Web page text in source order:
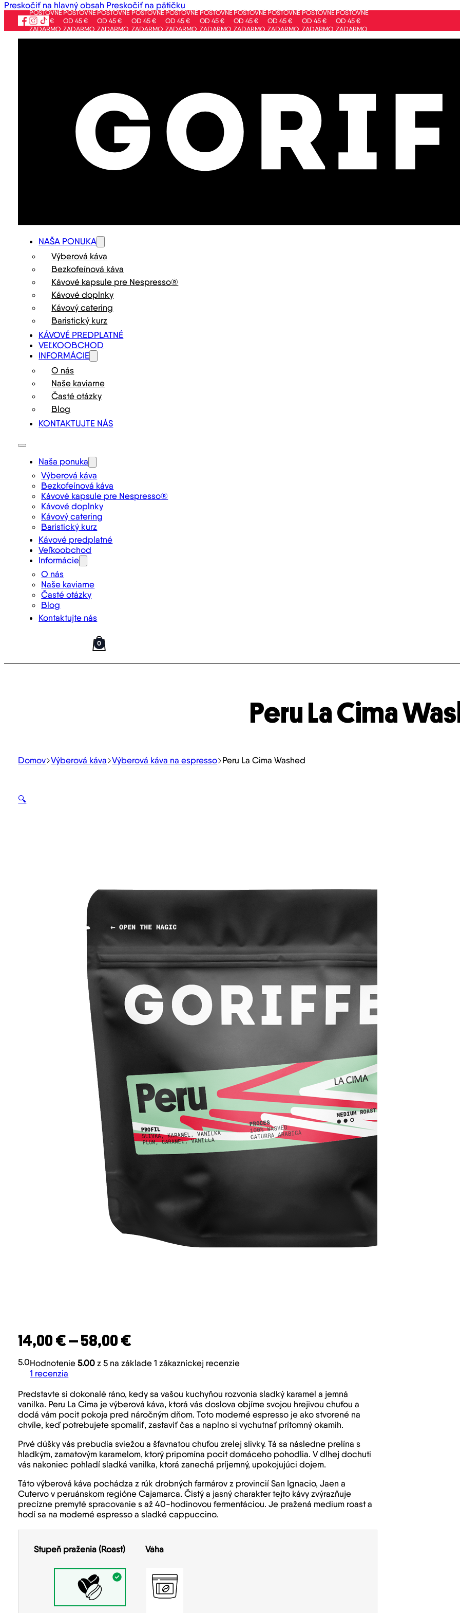
Preskočiť na hlavný obsah Preskočiť na pätičku
POŠTOVNÉ
OD 45 €
ZADARMO
POŠTOVNÉ
OD 45 €
ZADARMO
POŠTOVNÉ
OD 45 €
ZADARMO
POŠTOVNÉ
OD 45 €
ZADARMO
POŠTOVNÉ
OD 45 €
ZADARMO
POŠTOVNÉ
OD 45 €
ZADARMO
POŠTOVNÉ
OD 45 €
ZADARMO
POŠTOVNÉ
OD 45 €
ZADARMO
POŠTOVNÉ
OD 45 €
ZADARMO
POŠTOVNÉ
OD 45 €
ZADARMO
NAŠA PONUKA
Výberová káva
Bezkofeínová káva
Kávové kapsule pre Nespresso®
Kávové doplnky
Kávový catering
Baristický kurz
KÁVOVÉ PREDPLATNÉ
VEĽKOOBCHOD
INFORMÁCIE
O nás
Naše kaviarne
Časté otázky
Blog
KONTAKTUJTE NÁS
Naša ponuka
Výberová káva
Bezkofeínová káva
Kávové kapsule pre Nespresso®
Kávové doplnky
Kávový catering
Baristický kurz
Kávové predplatné
Veľkoobchod
Informácie
O nás
Naše kaviarne
Časté otázky
Blog
Kontaktujte nás
0
Peru La Cima
Domov Výberová káva Výberová káva na espresso Peru La Cima Washed
🔍
14,00 €–58,00 €Price range: 14,00 € through 58,00 €
5.0Hodnotenie5.00 z 5 na základe1 zákazníckej recenzie
1 recenzia
Predstavte si dokonalé ráno, kedy sa vašou kuchyňou rozvonia sladký karamel a jemná
vanilka. Peru La Cima je výberová káva, ktorá vás doslova objíme svojou hrejivou chuťou a
dodá vám pocit pokoja pred náročným dňom. Toto moderné espresso je ako stvorené na
chvíle, keď potrebujete spomaliť, zastaviť čas a naplno si vychutnať prítomný okamih.
Prvé dúšky vás prebudia sviežou a šťavnatou chuťou zrelej slivky. Tá sa následne prelína s
hladkým, zamatovým karamelom, ktorý pripomína pocit domáceho pohodlia. V dlhej dochuti
vás nakoniec pohladí sladká vanilka, ktorá zanechá príjemný, upokojujúci dojem.
Táto výberová káva pochádza z rúk drobných farmárov z provincií San Ignacio, Jaen a
Cutervo v peruánskom regióne Cajamarca. Čistý a jasný charakter tejto kávy zvýrazňuje
precízne premyté spracovanie s až 40-hodinovou fermentáciou. Je pražená medium roast a
hodí sa na moderné espresso a sladké cappuccino.
Stupeň praženia (Roast) Váha